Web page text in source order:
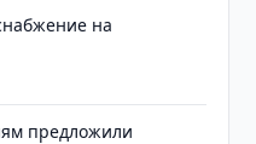
на
предложили